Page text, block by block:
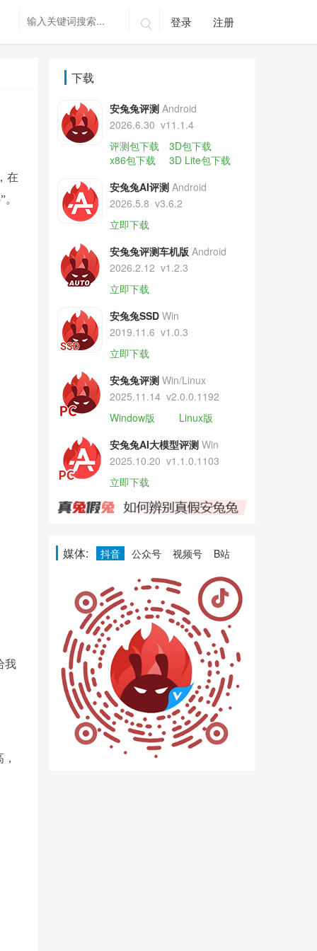
 登录 注册
在
我
下载
安兔兔评测 Android
2026.6.30 v11.1.4
评测包下载
3D包下载
x86包下载
3D Lite包下载
安兔兔AI评测 Android
2026.5.8 v3.6.2
立即下载
安兔兔评测车机版 Android
2026.2.12 v1.2.3
立即下载
安兔兔SSD Win
2019.11.6 v1.0.3
立即下载
安兔兔评测 Win/Linux
2025.11.14 v2.0.0.1192
Window版
Linux版
安兔兔AI大模型评测 Win
2025.10.20 v1.1.0.1103
立即下载
媒体: 抖音 公众号 视频号 B站